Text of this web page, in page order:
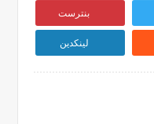
بنترست
لينكدين